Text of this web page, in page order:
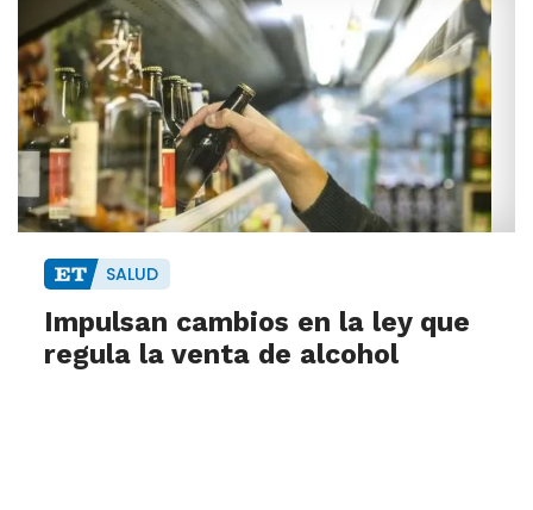
SALUD
Impulsan cambios en la ley que
regula la venta de alcohol